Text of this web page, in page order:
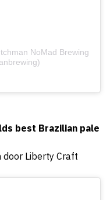
NoMad Brewing
best Brazilian pale
door Liberty Craft